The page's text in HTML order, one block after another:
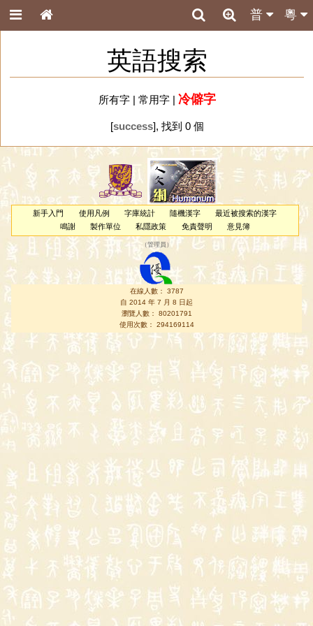
粵
普
英語搜索
所有字| 常用字| 冷僻字
[success], 找到 0 個
新手入門 使用凡例 字庫統計 隨機漢字
最近被搜索的漢字
鳴謝
製作單位 私隱政策 免責聲明 意見簿
（管理員 ）
在線人數： 3787
自 2014 年 7 月 8 日起
瀏覽人數： 80201791
使用次數： 294169114